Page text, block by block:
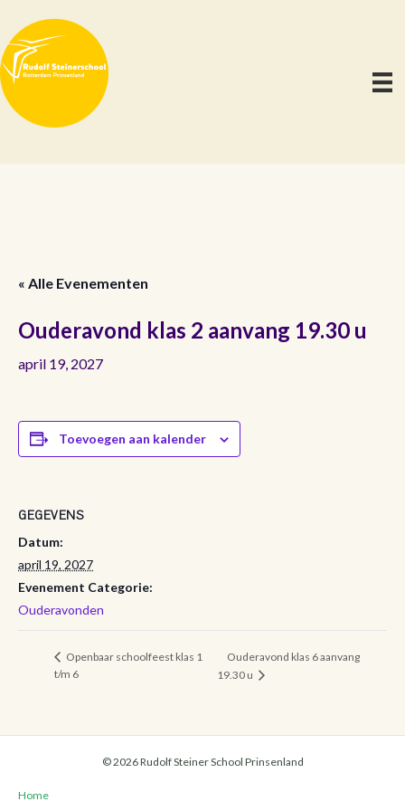
« Alle Evenementen
Ouderavond klas 2 aanvang 19.30 u
april 19, 2027
Toevoegen aan kalender
GEGEVENS
Datum:
april 19, 2027
Evenement Categorie:
Ouderavonden
Openbaar schoolfeest klas 1
t/m 6
Ouderavond klas 6 aanvang
19.30 u
© 2026 Rudolf Steiner School Prinsenland
Home